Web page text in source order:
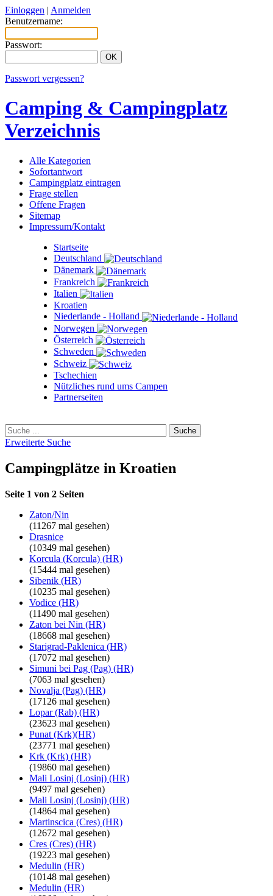
Einloggen | Anmelden
Benutzername:
Passwort:
Passwort vergessen?
Camping & Campingplatz
Verzeichnis
Alle Kategorien
Sofortantwort
Campingplatz eintragen
Frage stellen
Offene Fragen
Sitemap
Impressum/Kontakt
Startseite
Deutschland
Dänemark
Frankreich
Italien
Kroatien
Niederlande - Holland
Norwegen
Österreich
Schweden
Schweiz
Tschechien
Nützliches rund ums Campen
Partnerseiten
Erweiterte Suche
Campingplätze in Kroatien
Seite 1 von 2 Seiten
Zaton/Nin
(11267 mal gesehen)
Drasnice
(10349 mal gesehen)
Korcula (Korcula) (HR)
(15444 mal gesehen)
Sibenik (HR)
(10235 mal gesehen)
Vodice (HR)
(11490 mal gesehen)
Zaton bei Nin (HR)
(18668 mal gesehen)
Starigrad-Paklenica (HR)
(17072 mal gesehen)
Simuni bei Pag (Pag) (HR)
(7063 mal gesehen)
Novalja (Pag) (HR)
(17126 mal gesehen)
Lopar (Rab) (HR)
(23623 mal gesehen)
Punat (Krk)(HR)
(23771 mal gesehen)
Krk (Krk) (HR)
(19860 mal gesehen)
Mali Losinj (Losinj) (HR)
(9497 mal gesehen)
Mali Losinj (Losinj) (HR)
(14864 mal gesehen)
Martinscica (Cres) (HR)
(12672 mal gesehen)
Cres (Cres) (HR)
(19223 mal gesehen)
Medulin (HR)
(10148 mal gesehen)
Medulin (HR)